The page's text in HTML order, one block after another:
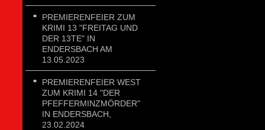
PREMIERENFEIER ZUM
KRIMI 13 "FREITAG UND
DER 13TE" IN
ENDERSBACH AM
13.05.2023
PREMIERENFEIER WEST
ZUM KRIMI 14 "DER
PFEFFERMINZMÖRDER"
IN ENDERSBACH,
23.02.2024